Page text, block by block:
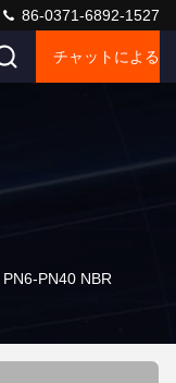
86-0371-6892-1527
チャットによる
PN6-PN40 NBR